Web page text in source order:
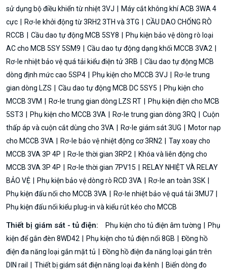
sử dụng bộ điều khiển từ nhiệt 3VJ
Máy cắt không khí ACB 3WA 4
cực
Rơ-le khởi động từ 3RH2 3TH và 3TG
CẦU DAO CHỐNG RÒ
RCCB
Cầu dao tự động MCB 5SY8
Phụ kiện bảo vệ dòng rò loại
AC cho MCB 5SY 5SM9
Cầu dao tự động dạng khối MCCB 3VA2
Rơ-le nhiệt bảo vệ quá tải kiểu điện tử 3RB
Cầu dao tự động MCB
dòng định mức cao 5SP4
Phụ kiện cho MCCB 3VJ
Rơ-le trung
gian dòng LZS
Cầu dao tự động MCB DC 5SY5
Phụ kiện cho
MCCB 3VM
Rơ-le trung gian dòng LZS RT
Phụ kiện điện cho MCB
5ST3
Phụ kiện cho MCCB 3VA Rơ-le trung gian dòng 3RQ
Cuộn
thấp áp và cuộn cắt dùng cho 3VA
Rơ-le giám sát 3UG
Motor nạp
cho MCCB 3VA
Rơ-le bảo vệ nhiệt động cơ 3RN2
Tay xoay cho
MCCB 3VA 3P 4P
Rơ-le thời gian 3RP2
Khóa và liên động cho
MCCB 3VA 3P 4P
Rơ-le thời gian 7PV15
RELAY NHIỆT VÀ RELAY
BẢO VỆ
Phụ kiện bảo vệ dòng rò RCD 3VA
Rơ-le an toàn 3SK
Phụ kiện đấu nối cho MCCB 3VA
Rơ-le nhiệt bảo vệ quá tải 3MU7
Phụ kiện đấu nối kiểu plug-in và kiểu rút kéo cho MCCB
Thiết bị giám sát - tủ điện: Phụ kiện cho tủ điện âm tường
Phụ
kiện để gắn đèn 8WD42
Phụ kiện cho tủ điện nổi 8GB
Đồng hồ
điện đa năng loại gắn mặt tủ
Đồng hồ điện đa năng loại gắn trên
DIN rail
Thiết bị giám sát điện năng loại đa kênh Biến dòng đo